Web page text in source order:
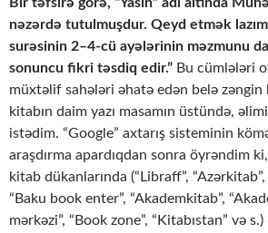
nəzərdə tutulmuşdur. Qeyd etmək
surəsinin 2–4-cü ayələrinin məzmunu
sonuncu fikri təsdiq edir.” Bu cümlələri
müxtəlif sahələri əhatə edən belə
kitabın daim yazı masamın üstündə,
istədim. “Google” axtarış sisteminin
araşdırma apardıqdan sonra öyrəndim
kitab dükanlarında (“Libraff”,
“Baku book enter”, “Akademkitab”,
mərkəzi”, “Book zone”, “Kitabıstan” və